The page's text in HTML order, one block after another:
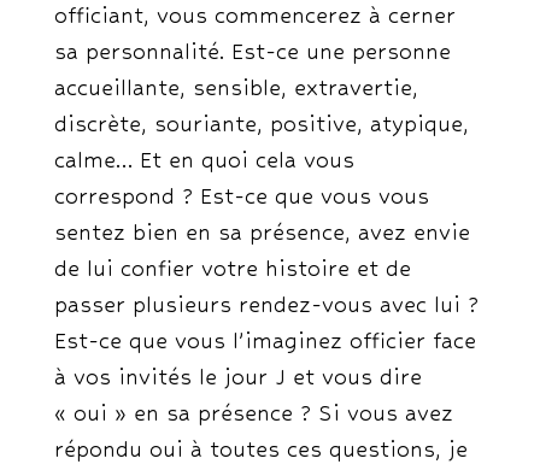
officiant, vous commencerez à cerner
sa personnalité. Est-ce une personne
accueillante, sensible, extravertie,
discrète, souriante, positive, atypique,
calme… Et en quoi cela vous
correspond ? Est-ce que vous vous
sentez bien en sa présence, avez envie
de lui confier votre histoire et de
passer plusieurs rendez-vous avec lui ?
Est-ce que vous l’imaginez officier face
à vos invités le jour J et vous dire
« oui » en sa présence ? Si vous avez
répondu oui à toutes ces questions, je